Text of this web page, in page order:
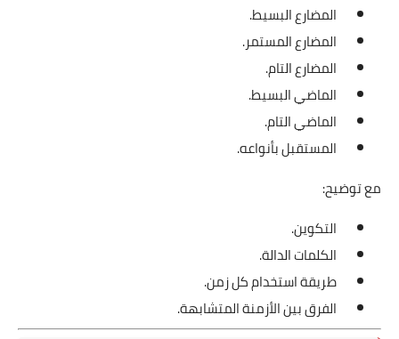
المضارع البسيط.
المضارع المستمر.
المضارع التام.
الماضي البسيط.
الماضي التام.
المستقبل بأنواعه.
مع توضيح:
التكوين.
الكلمات الدالة.
طريقة استخدام كل زمن.
الفرق بين الأزمنة المتشابهة.